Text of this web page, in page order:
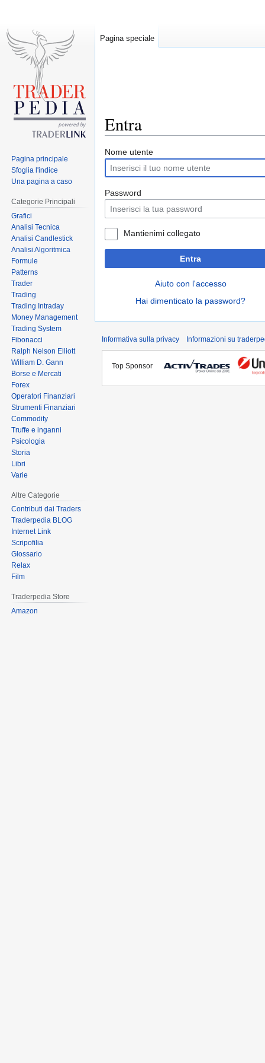
Entra
Jump
to
navigation
Jump
to
search
Nome utente
Password
Mantienimi collegato
Entra
Aiuto con l'accesso
Hai dimenticato la password?
Pagina speciale
Pagina principale
Sfoglia l'indice
Una pagina a caso
Categorie Principali
Grafici
Analisi Tecnica
Analisi Candlestick
Analisi Algoritmica
Formule
Patterns
Trader
Trading
Trading Intraday
Money Management
Trading System
Fibonacci
Ralph Nelson Elliott
William D. Gann
Borse e Mercati
Forex
Operatori Finanziari
Strumenti Finanziari
Commodity
Truffe e inganni
Psicologia
Storia
Libri
Varie
Altre Categorie
Contributi dai Traders
Traderpedia BLOG
Internet Link
Scripofilia
Glossario
Relax
Film
Traderpedia Store
Amazon
Informativa sulla privacy Informazioni su
Top Sponsor